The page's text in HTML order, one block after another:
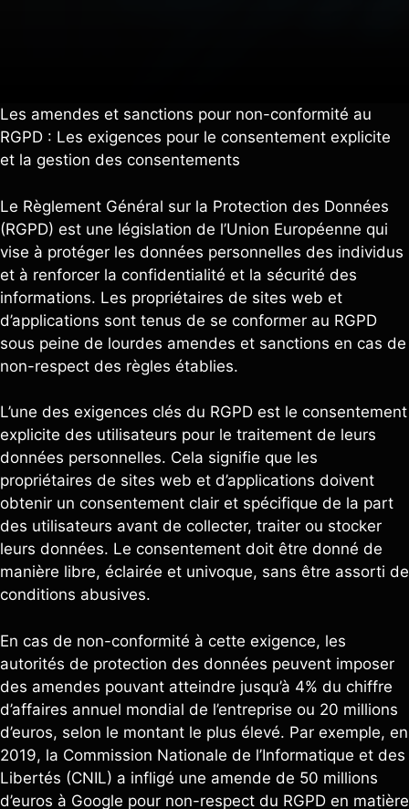
Les amendes et sanctions pour non-conformité au
RGPD : Les exigences pour le consentement explicite
et la gestion des consentements
Le Règlement Général sur la Protection des Données
(RGPD) est une législation de l’Union Européenne qui
vise à protéger les données personnelles des individus
et à renforcer la confidentialité et la sécurité des
informations. Les propriétaires de sites web et
d’applications sont tenus de se conformer au RGPD
sous peine de lourdes amendes et sanctions en cas de
non-respect des règles établies.
L’une des exigences clés du RGPD est le consentement
explicite des utilisateurs pour le traitement de leurs
données personnelles. Cela signifie que les
propriétaires de sites web et d’applications doivent
obtenir un consentement clair et spécifique de la part
des utilisateurs avant de collecter, traiter ou stocker
leurs données. Le consentement doit être donné de
manière libre, éclairée et univoque, sans être assorti de
conditions abusives.
En cas de non-conformité à cette exigence, les
autorités de protection des données peuvent imposer
des amendes pouvant atteindre jusqu’à 4% du chiffre
d’affaires annuel mondial de l’entreprise ou 20 millions
d’euros, selon le montant le plus élevé. Par exemple, en
2019, la Commission Nationale de l’Informatique et des
Libertés (CNIL) a infligé une amende de 50 millions
d’euros à Google pour non-respect du RGPD en matière